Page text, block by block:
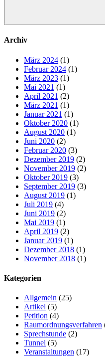
Suchen
Archiv
März 2024 (1)
Februar 2024 (1)
März 2023 (1)
Mai 2021 (1)
April 2021 (2)
März 2021 (1)
Januar 2021 (1)
Oktober 2020 (1)
August 2020 (1)
Juni 2020 (2)
Februar 2020 (3)
Dezember 2019 (2)
November 2019 (2)
Oktober 2019 (3)
September 2019 (3)
August 2019 (1)
Juli 2019 (4)
Juni 2019 (2)
Mai 2019 (1)
April 2019 (2)
Januar 2019 (1)
Dezember 2018 (1)
November 2018 (1)
Kategorien
Allgemein (25)
Artikel (5)
Petition (4)
Raumordnungsverfahren
Sprechstunde (2)
Tunnel (5)
Veranstaltungen (17)